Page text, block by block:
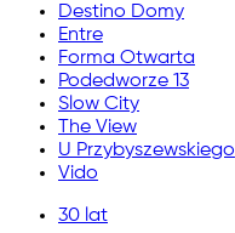
Destino Domy
Entre
Forma Otwarta
Podedworze 13
Slow City
The View
U Przybyszewskiego
Vido
30 lat